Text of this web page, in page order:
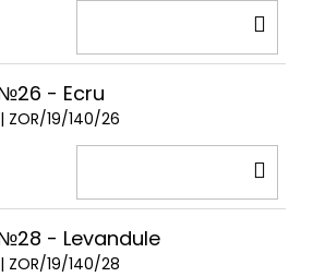
- Ecru
| ZOR/19/140/26
- Levandule
| ZOR/19/140/28